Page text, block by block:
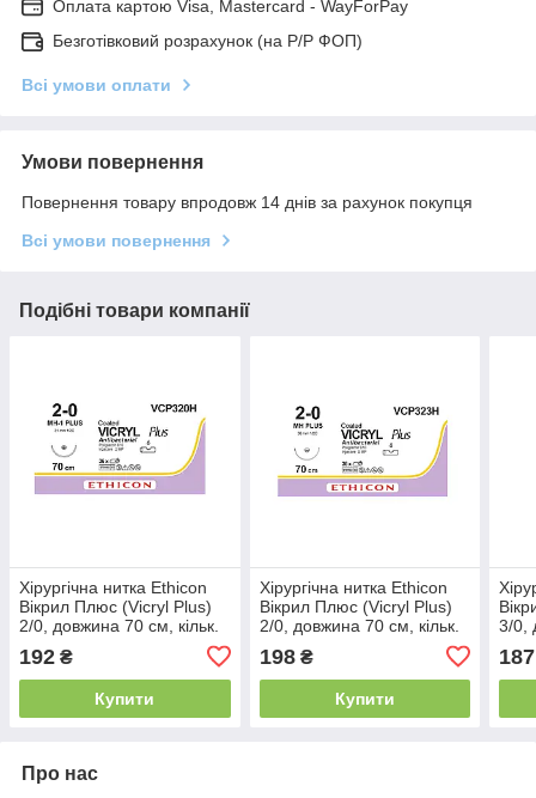
Оплата картою Visa, Mastercard - WayForPay
Безготівковий розрахунок (на Р/Р ФОП)
Всі умови оплати
Умови повернення
Повернення товару впродовж 14 днів за рахунок покупця
Всі умови повернення
Подібні товари компанії
Хірургічна нитка Ethicon
Вікрил Плюс (Vicryl Plus)
2/0, довжина 70 см, кільк.
192 ₴
Купити
Хірургічна нитка Ethicon
Вікрил Плюс (Vicryl Plus)
2/0, довжина 70 см, кільк.
198₴
Купити
3/0,
187
Про нас